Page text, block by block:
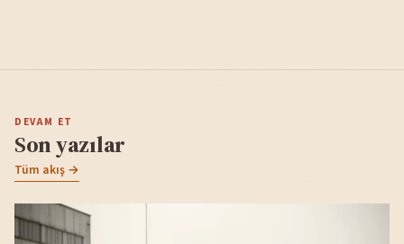
DEVAM ET
Son yazılar
Tüm akış →